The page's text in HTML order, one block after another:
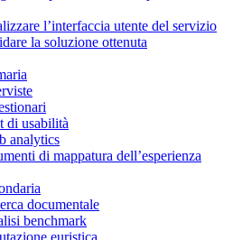
l’interfaccia utente del servizio
la soluzione ottenuta
di usabilità
analytics
di mappatura dell’esperienza
documentale
benchmark
euristica